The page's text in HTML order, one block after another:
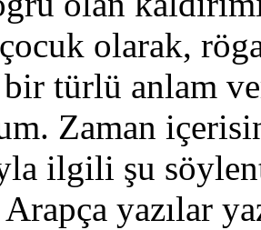
olarak,
türlü anlam
Zaman
ilgili şu
yazılar